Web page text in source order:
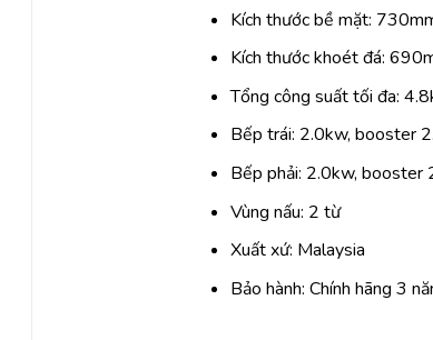
Kích thước bề mặt:
Kích thước khoét đá:
Tổng công suất tối đa:
Bếp trái: 2.0kw, booster
Bếp phải: 2.0kw,
Vùng nấu: 2 từ
Xuất xứ: Malaysia
Bảo hành: Chính hãng 3